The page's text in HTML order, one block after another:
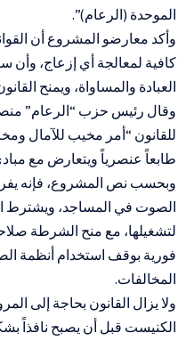
الموحدة (الرعام)”.
وأكد معارضو المشروع أن
كافية لمعالجة أي إزعاج،
العبادة والمساواة، ويمنح
وقال رئيس حزب “الرعام”
للقانون “أمر مخيب للآمال
طابعاً عنصرياً ويتعارض مع
وبحسب نص المشروع، فإنه
الصوت في المساجد،
لتشغيلها، مع منح الشرطة
فورية بوقف استخدام أنظمة
المخالفات.
ولا يزال القانون بحاجة إلى
الكنيست قبل أن يصبح نافذاً